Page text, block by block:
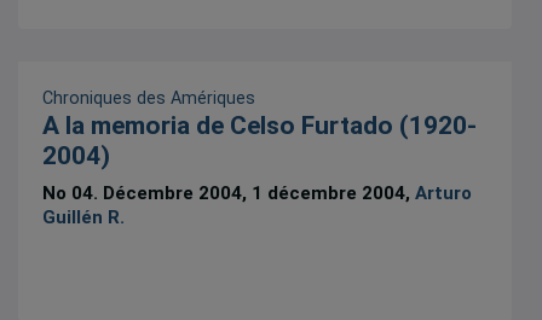
Chroniques des Amériques
A la memoria de Celso Furtado (1920-
2004)
No 04. Décembre 2004, 1 décembre 2004,Arturo
Guillén R.